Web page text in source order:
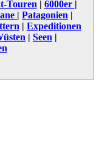
Touren | 6000er |
| Patagonien |
| Expeditionen
| Seen |